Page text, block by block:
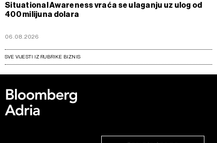
Situational Awareness vraća se ulaganju uz ulog od
400 milijuna dolara
06.08.2026
SVE VIJESTI IZ RUBRIKE BIZNIS